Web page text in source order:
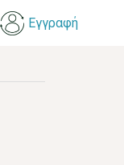
Εγγραφή